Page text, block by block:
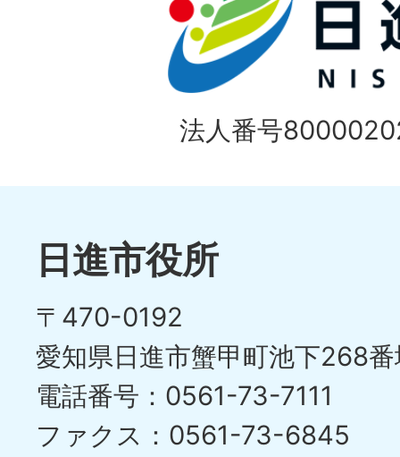
法人番号
日進市役所
〒470-0192
愛知県日進市蟹甲町池下268
電話番号：0561-73-7111
ファクス：0561-73-6845